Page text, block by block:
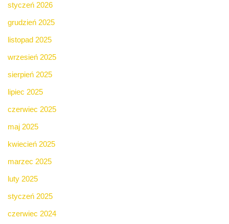
styczeń 2026
grudzień 2025
listopad 2025
wrzesień 2025
sierpień 2025
lipiec 2025
czerwiec 2025
maj 2025
kwiecień 2025
marzec 2025
luty 2025
styczeń 2025
czerwiec 2024